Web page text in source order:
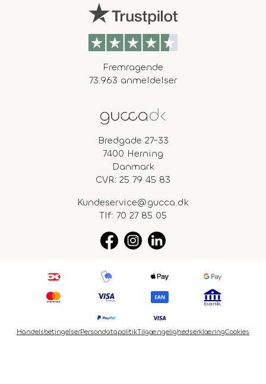
Fremragende
73.963 anmeldelser
Bredgade 27-33
7400 Herning
Danmark
CVR: 25 79 45 83
Kundeservice@gucca.dk
Tlf: 70 27 85 05
HandelsbetingelserPersondatapolitikTilgængelighedserklæringCookies